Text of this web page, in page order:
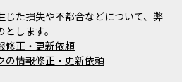
じた損失や不都合などについて、弊
します。
修正・更新依頼
の情報修正・更新依頼